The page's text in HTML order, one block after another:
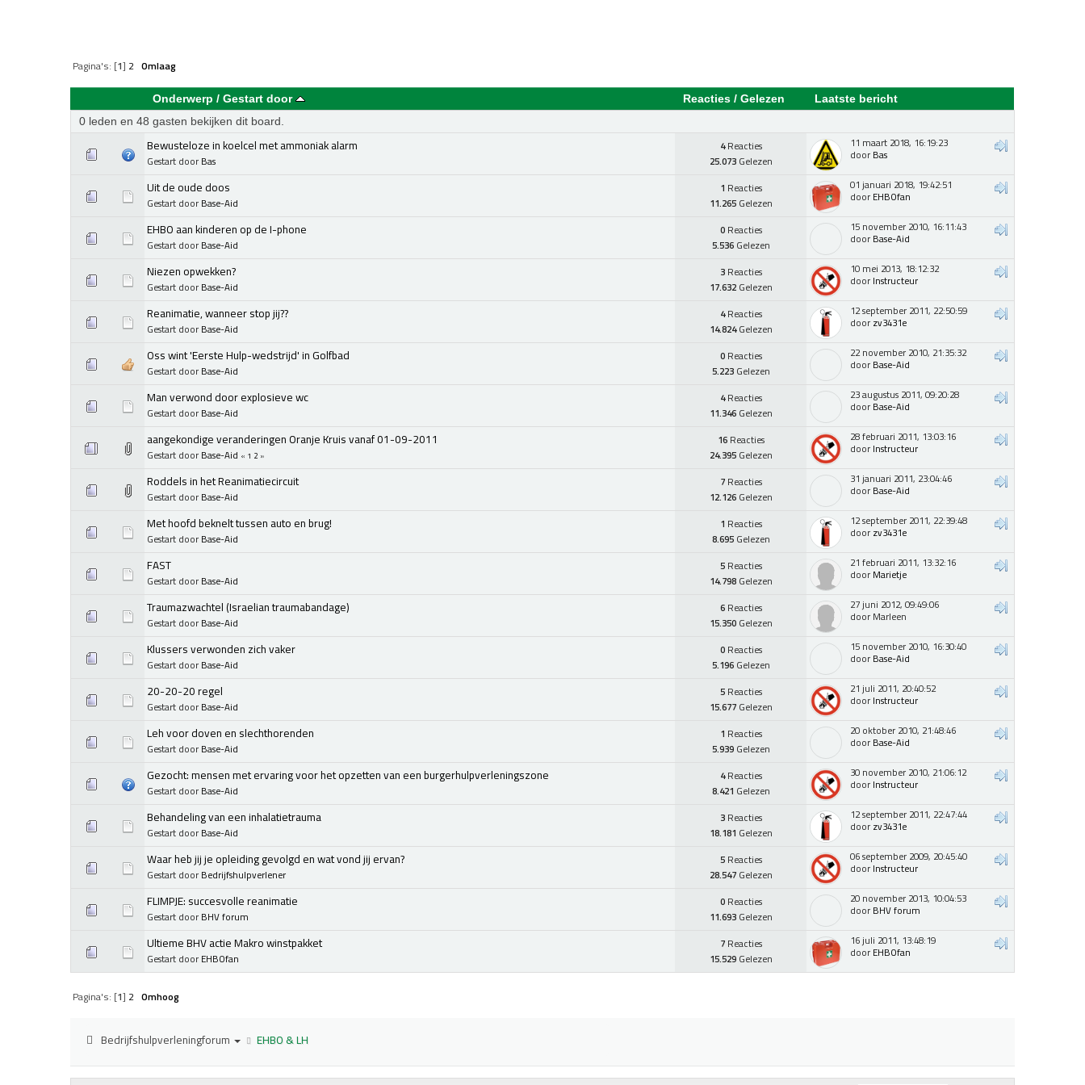
Pagina's: [1] 2 Omlaag
Onderwerp /Gestart door Reacties /Gelezen Laatste bericht
0 leden en 48 gasten bekijken dit board.
Bewusteloze in koelcel met ammoniak alarm
Gestart door Bas
4Reacties
25.073Gelezen
11 maart 2018, 16:19:23
door Bas
Uit de oude doos
Gestart door Base-Aid
1 Reacties
11.265Gelezen
01 januari 2018, 19:42:51
door EHBOfan
EHBO aan kinderen op de I-phone
Gestart door Base-Aid
0Reacties
5.536Gelezen
15 november 2010, 16:11:43
door Base-Aid
Niezen opwekken?
Gestart door Base-Aid
3Reacties
17.632Gelezen
10 mei 2013, 18:12:32
door Instructeur
Reanimatie, wanneer stop jij??
Gestart door Base-Aid
4Reacties
14.824Gelezen
12 september 2011, 22:50:59
door zv3431e
Oss wint 'Eerste Hulp-wedstrijd' in Golfbad
Gestart door Base-Aid
0Reacties
5.223Gelezen
22 november 2010, 21:35:32
door Base-Aid
Man verwond door explosieve wc
Gestart door Base-Aid
4Reacties
11.346Gelezen
23 augustus 2011, 09:20:28
door Base-Aid
aangekondige veranderingen Oranje Kruis vanaf 01-09-2011
Gestart door Base-Aid « 1 2 »
16Reacties
24.395Gelezen
28 februari 2011, 13:03:16
door Instructeur
Roddels in het Reanimatiecircuit
Gestart door Base-Aid
7Reacties
12.126Gelezen
31 januari 2011, 23:04:46
door Base-Aid
Met hoofd beknelt tussen auto en brug!
Gestart door Base-Aid
1 Reacties
8.695Gelezen
12 september 2011, 22:39:48
door zv3431e
FAST
Gestart door Base-Aid
5Reacties
14.798Gelezen
21 februari 2011, 13:32:16
door Marietje
Traumazwachtel (Israelian traumabandage)
Gestart door Base-Aid
6Reacties
15.350Gelezen
27 juni 2012, 09:49:06
door Marleen
Klussers verwonden zich vaker
Gestart door Base-Aid
0Reacties
5.196Gelezen
15 november 2010, 16:30:40
door Base-Aid
20-20-20 regel
Gestart door Base-Aid
5Reacties
15.677Gelezen
21 juli 2011, 20:40:52
door Instructeur
Leh voor doven en slechthorenden
Gestart door Base-Aid
1 Reacties
5.939Gelezen
20 oktober 2010, 21:48:46
door Base-Aid
Gezocht: mensen met ervaring voor het opzetten van een burgerhulpverleningszone
Gestart door Base-Aid
4Reacties
8.421 Gelezen
30 november 2010, 21:06:12
door Instructeur
Behandeling van een inhalatietrauma
Gestart door Base-Aid
3Reacties
18.181 Gelezen
12 september 2011, 22:47:44
door zv3431e
Waar heb jij je opleiding gevolgd en wat vond jij ervan?
Gestart door Bedrijfshulpverlener
5Reacties
28.547Gelezen
06 september 2009, 20:45:40
door Instructeur
FLIMPJE: succesvolle reanimatie
Gestart door BHV forum
0Reacties
11.693Gelezen
20 november 2013, 10:04:53
door BHV forum
Ultieme BHV actie Makro winstpakket
Gestart door EHBOfan
7Reacties
15.529Gelezen
16 juli 2011, 13:48:19
door EHBOfan
Pagina's: [1] 2 Omhoog
Bedrijfshulpverleningforum EHBO & LH